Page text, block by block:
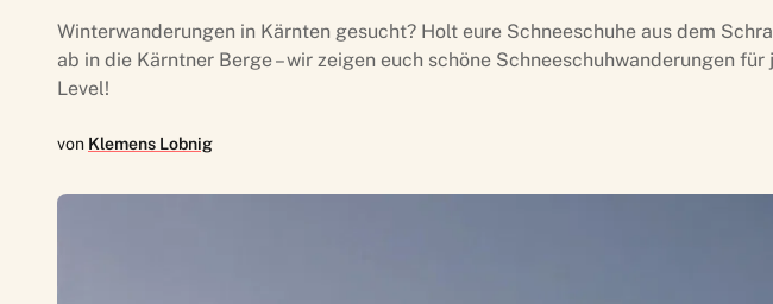
Winterwanderungen in Kärnten gesucht? Holt eure Schneeschuhe aus dem
ab in die Kärntner Berge – wir zeigen euch schöne Schneeschuhwanderungen für
Level!
von Klemens Lobnig